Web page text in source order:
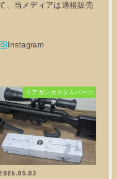
、当メディアは適格販売
エアガンカスタムパーツ